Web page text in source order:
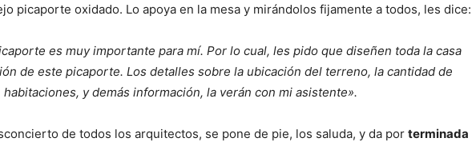
picaporte oxidado. Lo apoya en la mesa y mirándolos fijamente a todos, les dice:
es muy importante para mí. Por lo cual, les pido que diseñen toda la casa
de este picaporte. Los detalles sobre la ubicación del terreno, la cantidad de
habitaciones, y demás información, la verán con mi asistente».
de todos los arquitectos, se pone de pie, los saluda, y da por terminada